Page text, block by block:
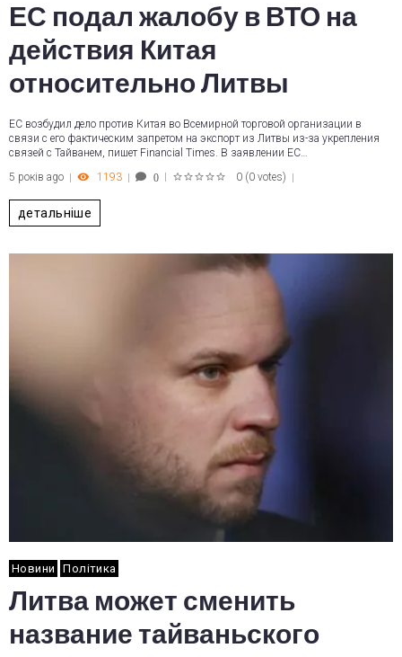
ЕС подал жалобу в ВТО на
действия Китая
относительно Литвы
ЕС возбудил дело против Китая во Всемирной торговой организации в
связи с его фактическим запретом на экспорт из Литвы из-за укрепления
связей с Тайванем, пишет Financial Times. В заявлении ЕС…
5 років ago
1193 0 0 (0 votes)
детальніше
Новини Політика
Литва может сменить
название тайваньского